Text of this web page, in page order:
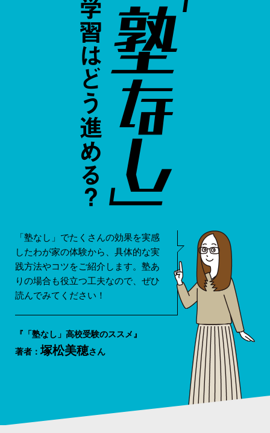
「塾なし」でたくさんの効果を実感
したわが家の体験から、具体的な実
践方法やコツをご紹介します。塾あ
りの場合も役立つ工夫なので、ぜひ
読んでみてください！
『「塾なし」高校受験のススメ』
著者：塚松美穂さん